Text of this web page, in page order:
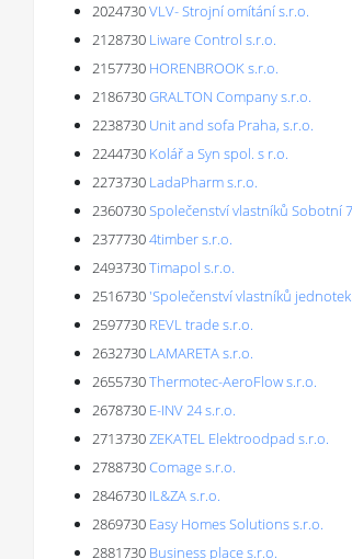
2024730VLV- Strojní omítání s.r.o.
2128730 Liware Control s.r.o.
2157730 HORENBROOK s.r.o.
2186730GRALTON Company s.r.o.
2238730 Unit and sofa Praha, s.r.o.
2244730 Kolář a Syn spol. s r.o.
2273730 LadaPharm s.r.o.
2360730Společenství vlastníků Sobotní
23777304timber s.r.o.
2493730Timapol s.r.o.
2516730'Společenství vlastníků
2597730 REVL trade s.r.o.
2632730 LAMARETA s.r.o.
2655730Thermotec-AeroFlow s.r.o.
2678730 E-INV 24 s.r.o.
2713730ZEKATEL Elektroodpad s.r.o.
2788730Comage s.r.o.
2846730 IL&ZA s.r.o.
2869730 Easy Homes Solutions s.r.o.
2881730 Business place s.r.o.